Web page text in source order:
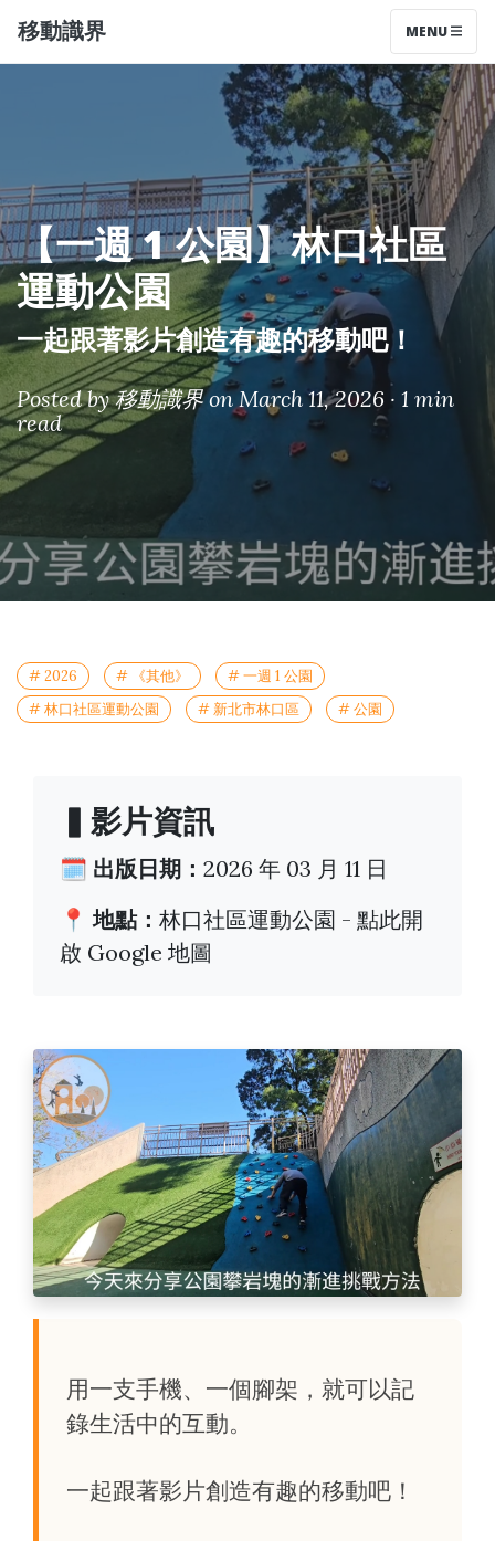
移動識界 MENU
【一週 1 公園】林口社區
運動公園
一起跟著影片創造有趣的移動吧！
Posted by移動識界on March 11, 2026 · 1 min
read
# 2026 # 《其他》
# 一週 1 公園
# 林口社區運動公園
# 新北市林口區 # 公園
▍影片資訊
🗓️ 出版日期： 2026 年 03 月 11 日
📍 地點： 林口社區運動公園 - 點此開
啟 Google 地圖
用一支手機、一個腳架，就可以記
錄生活中的互動。
一起跟著影片創造有趣的移動吧！